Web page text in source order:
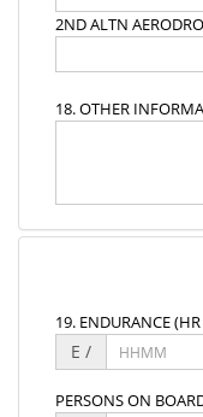
2ND ALTN
18. OTHER
19. ENDURANCE
E /
PERSONS ON